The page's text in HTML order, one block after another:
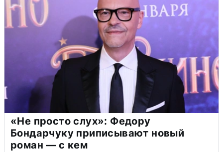
«Не просто слух»: Федору
Бондарчуку приписывают новый
роман — с кем